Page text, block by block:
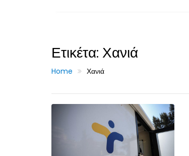
Ετικέτα: Χανιά
Home Χανιά